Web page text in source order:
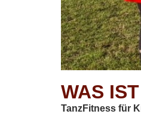
WAS
TanzFitness für